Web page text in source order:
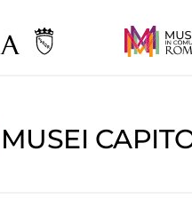
MUSEI